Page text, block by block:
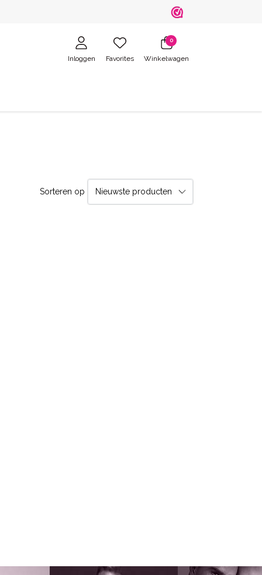
Inloggen Favorites
0
Winkelwagen
Sorteren op